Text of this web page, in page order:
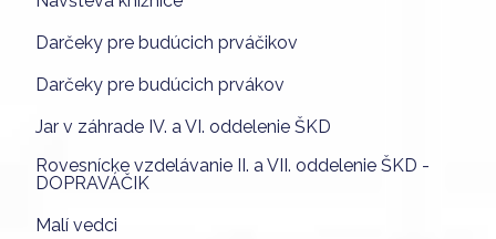
Darčeky pre budúcich prváčikov
Darčeky pre budúcich prvákov
Jar v záhrade IV. a VI. oddelenie ŠKD
Rovesnícke vzdelávanie II. a VII. oddelenie ŠKD -
DOPRAVÁČIK
Malí vedci